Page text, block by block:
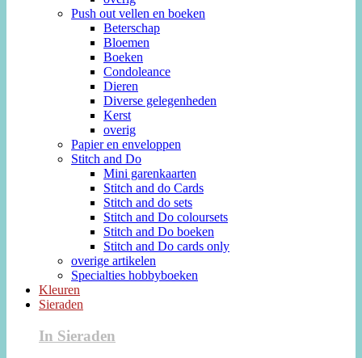
Push out vellen en boeken
Beterschap
Bloemen
Boeken
Condoleance
Dieren
Diverse gelegenheden
Kerst
overig
Papier en enveloppen
Stitch and Do
Mini garenkaarten
Stitch and do Cards
Stitch and do sets
Stitch and Do coloursets
Stitch and Do boeken
Stitch and Do cards only
overige artikelen
Specialties hobbyboeken
Kleuren
Sieraden
In Sieraden